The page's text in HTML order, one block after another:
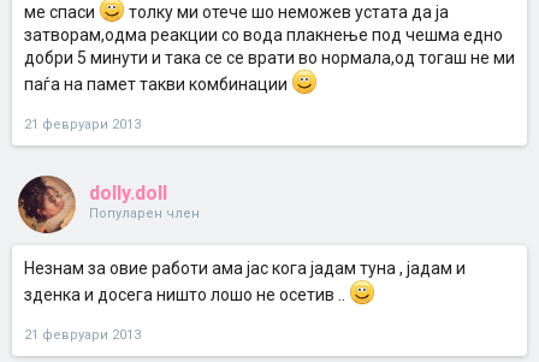
ме спаси
толку ми отече шо неможев устата да ја
затворам,одма реакции со вода плакнење под чешма едно
добри 5 минути и така се се врати во нормала,од тогаш не ми
паѓа на памет такви комбинации
21 февруари 2013
dolly.doll
Популарен член
Незнам за овие работи ама јас кога јадам туна , јадам и
зденка и досега ништо лошо не осетив ..
21 февруари 2013